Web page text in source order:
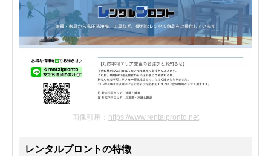
画像引用： https://www.rentalpronto.net
レンタルプロントの特徴